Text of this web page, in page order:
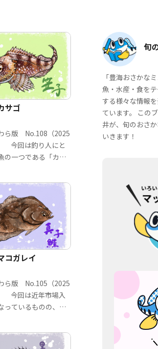
サゴ
ら版 No.108（2025
今回は釣り人にと
の一つである「カサ
ガレイ
ら版 No.105（2025
今回は近年市場入
っているものの、カ
旬
「豊海おさかな
魚・水産・食を
する様々な情報
ています。 この
井が、旬のおさ
いきます！